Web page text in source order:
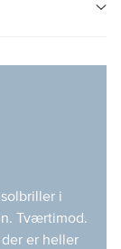
i
Tværtimod.
er heller